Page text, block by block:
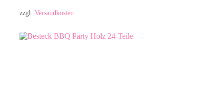
zzgl. Versandkosten